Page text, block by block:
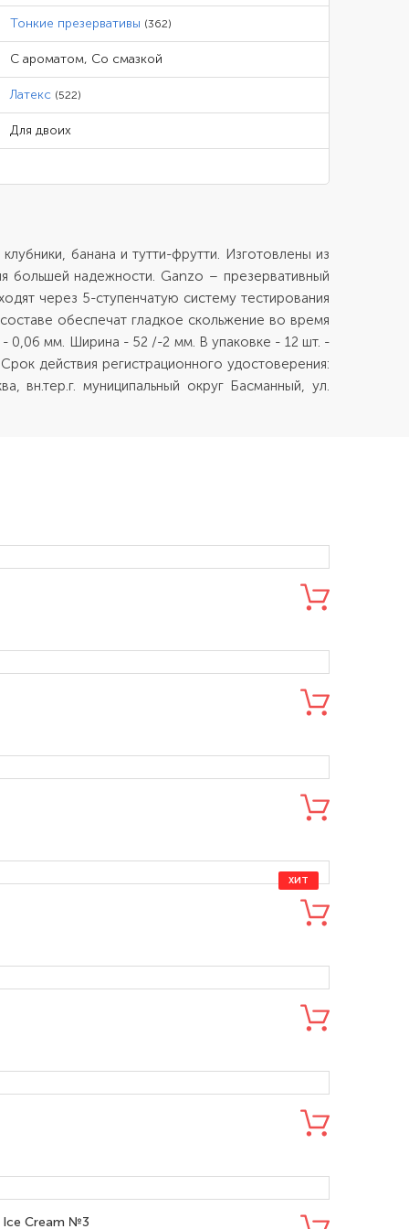
Тонкие презервативы (362)
С ароматом, Со смазкой
Латекс (522)
Для двоих
банана и тутти-фрутти. Изготовлены из
большей надежности. Ganzo – презервативный
через 5-ступенчатую систему тестирования
обеспечат гладкое скольжение во время
- 0,06 мм. Ширина - 52 /-2 мм. В упаковке - 12 шт. -
действия регистрационного удостоверения:
муниципальный округ Басманный, ул.
ХИТ
Ice Cream №3